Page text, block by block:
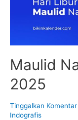
Maulid
2025
Tinggalkan Komentar
Indografis